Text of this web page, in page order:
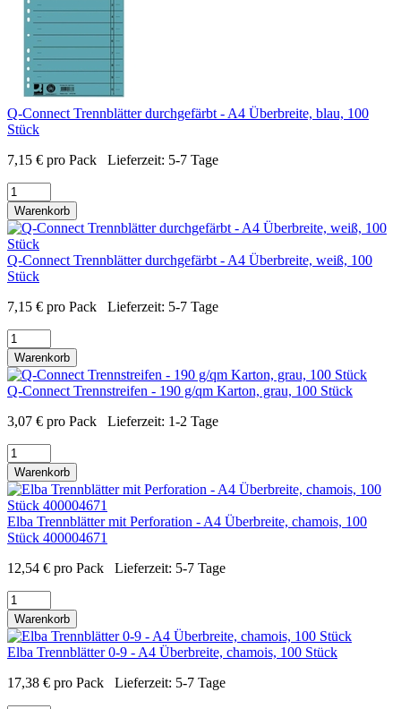
Q-Connect Trennblätter durchgefärbt - A4 Überbreite, blau, 100
Stück
7,15 € pro Pack Lieferzeit: 5-7 Tage
Warenkorb
Q-Connect Trennblätter durchgefärbt - A4 Überbreite, weiß, 100
Stück
7,15 € pro Pack Lieferzeit: 5-7 Tage
Warenkorb
Q-Connect Trennstreifen - 190 g/qm Karton, grau, 100 Stück
3,07 € pro Pack Lieferzeit: 1-2 Tage
Warenkorb
Elba Trennblätter mit Perforation - A4 Überbreite, chamois, 100
Stück 400004671
12,54 € pro Pack Lieferzeit: 5-7 Tage
Warenkorb
Elba Trennblätter 0-9 - A4 Überbreite, chamois, 100 Stück
17,38 € pro Pack Lieferzeit: 5-7 Tage